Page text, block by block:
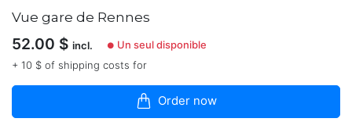
dans
boutique
Vue gare de Rennes
52.00 $ incl. ● Un seul disponible
+ 10 $ of shipping costs for
Order now